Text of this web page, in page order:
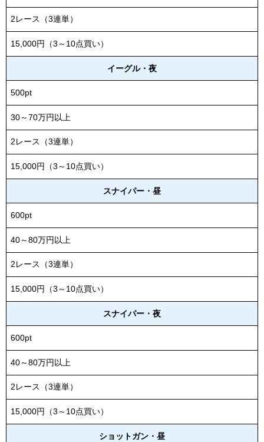
2レース（3連単）
15,000円（3～10点買い）
イーグル・夜
500pt
30～70万円以上
2レース（3連単）
15,000円（3～10点買い）
スナイパー・昼
600pt
40～80万円以上
2レース（3連単）
15,000円（3～10点買い）
スナイパー・夜
600pt
40～80万円以上
2レース（3連単）
15,000円（3～10点買い）
ショットガン・昼